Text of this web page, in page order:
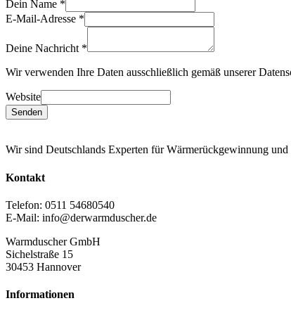
Dein Name *
E-Mail-Adresse *
Deine Nachricht *
Wir verwenden Ihre Daten ausschließlich gemäß unserer
Website
Senden
Wir sind Deutschlands Experten für Wärmerückgewinnung
Kontakt
Telefon: 0511 54680540
E-Mail: info@derwarmduscher.de
Warmduscher GmbH
Sichelstraße 15
30453 Hannover
Informationen